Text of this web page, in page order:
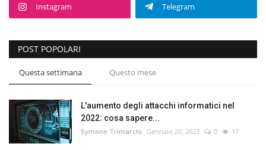
Instagram Telegram
POST POPOLARI
Questa settimana Questo mese
L'aumento degli attacchi informatici nel
2022: cosa sapere...
Symone Trimarchi Gennaio 20, 2023 0 17